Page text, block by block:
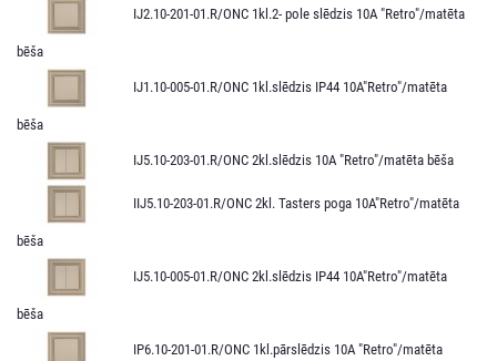
IJ2.10-201-01.R/ONC 1kl.2- pole slēdzis 10A "Retro"/matēta
bēša
IJ1.10-005-01.R/ONС 1kl.slēdzis IP44 10A"Retro"/matēta
bēša
IJ5.10-203-01.R/ONC 2kl.slēdzis 10A "Retro"/matēta bēša
IIJ5.10-203-01.R/ONC 2kl. Tasters poga 10A"Retro"/matēta
bēša
IJ5.10-005-01.R/ONC 2kl.slēdzis IP44 10A"Retro"/matēta
bēša
IP6.10-201-01.R/ONC 1kl.pārslēdzis 10A "Retro"/matēta